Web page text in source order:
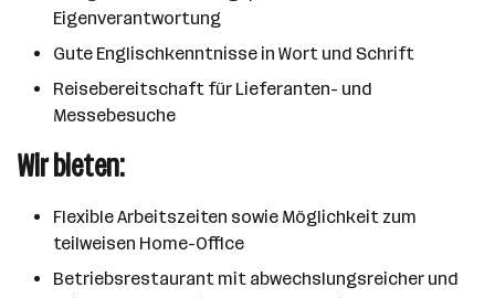
Eigenverantwortung
Gute Englischkenntnisse in Wort und Schrift
Reisebereitschaft für Lieferanten- und
Messebesuche
Wir bieten:
Flexible Arbeitszeiten sowie Möglichkeit zum
teilweisen Home-Office
Betriebsrestaurant mit abwechslungsreicher und